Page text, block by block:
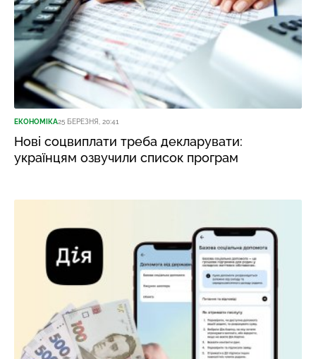
ЕКОНОМІКА25 БЕРЕЗНЯ, 20:41
Нові соцвиплати треба декларувати:
українцям озвучили список програм